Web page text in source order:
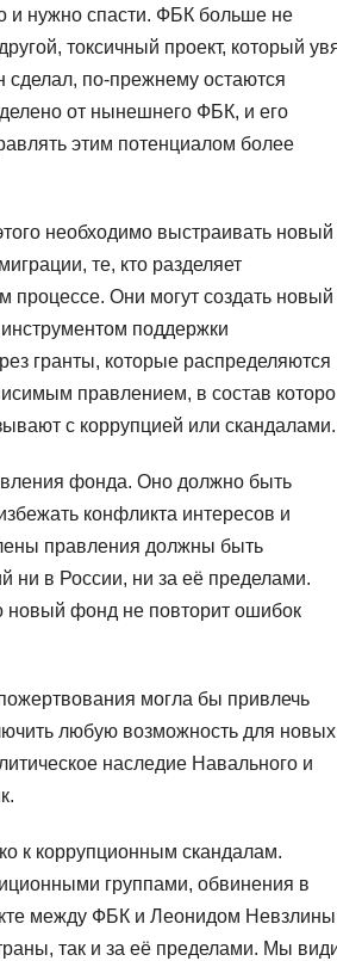
и нужно спасти. ФБК больше не
токсичный проект, который
сделал, по-прежнему остаются
от нынешнего ФБК, и его
этим потенциалом более
необходимо выстраивать новый
те, кто разделяет
процессе. Они могут создать новый
поддержки
гранты, которые распределяются
правлением, в состав
с коррупцией или скандалами.
фонда. Оно должно быть
конфликта интересов и
правления должны быть
ни в России, ни за её пределами.
новый фонд не повторит ошибок
могла бы привлечь
любую возможность для новых
наследие Навального и
к коррупционным скандалам.
группами, обвинения в
между ФБК и Леонидом
так и за её пределами. Мы